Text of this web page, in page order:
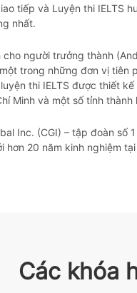
tiếp và Luyện thi IELTS
nhất.
người trưởng thành
trong những đơn vị tiên
thi IELTS được thiết
Minh và một số tỉnh thành
Inc. (CGI) – tập đoàn số
20 năm kinh nghiệm
Các khóa